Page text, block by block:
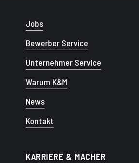
Jobs
Bewerber Service
Unternehmer Service
Warum K&M
News
Kontakt
KARRIERE & MACHER